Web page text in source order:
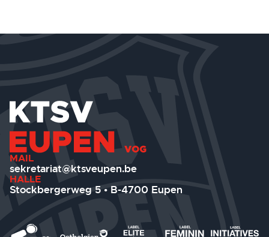
MAIL
sekretariat@ktsveupen.be
HALLE
Stockbergerweg 5 • B-4700 Eupen